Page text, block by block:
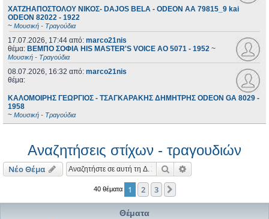
ΧΑΤΖΗΑΠΟΣΤΟΛΟΥ ΝΙΚΟΣ- DAJOS BELA - ODEON AA 79815_9 kai
ODEON 82022 - 1922
~ Μουσική - Τραγούδια
17.07.2026, 17:44 από: marco21nis
θέμα: ΒΕΜΠΟ ΣΟΦΙΑ HIS MASTER'S VOICE AO 5071 - 1952 ~
Μουσική - Τραγούδια
08.07.2026, 16:32 από: marco21nis
θέμα:
ΚΑΛΟΜΟΙΡΗΣ ΓΕΩΡΓΙΟΣ - ΤΣΑΓΚΑΡΑΚΗΣ ΔΗΜΗΤΡΗΣ ODEON GA 8029 -
1958
~ Μουσική - Τραγούδια
Αναζητήσεις στίχων - τραγουδιών
Νέο Θέμα Αναζήτηση
40 θέματα 1 2 3
Θέματα